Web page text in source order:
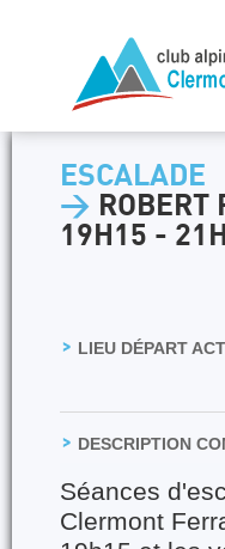
ESCALADE
> ROBERT
19H15 -
LIEU DÉPART
DESCRIPTION
Séances
Clermont